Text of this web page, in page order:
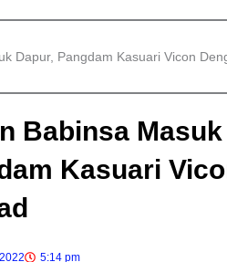
Dapur, Pangdam Kasuari Vicon
Babinsa Masuk
Kasuari
5:14 pm